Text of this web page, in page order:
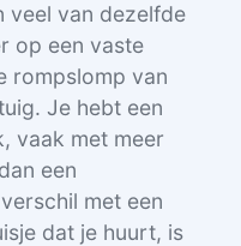
veel van dezelfde
op een vaste
rompslomp van
Je hebt een
vaak met meer
een
met een
dat je huurt, is